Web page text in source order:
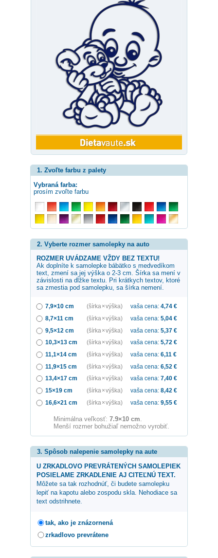
1. Zvoľte farbu z palety
Vybraná farba:
prosím zvoľte farbu
2. Vyberte rozmer samolepky na auto
ROZMER UVÁDZAME VŽDY BEZ TEXTU!
Ak doplníte k samolepke bábätko s medvedíkom
text, zmení sa jej výška o 2-3 cm. Šírka sa mení v
závislosti na dĺžke textu. Pri krátkych textov, ktoré
sa zmestia pod samolepku, sa šírka nemení.
7,9×10 cm (šírka × výška) vaša cena: 4,74 €
8,7×11 cm
(šírka × výška) vaša cena: 5,04 €
9,5×12 cm
(šírka × výška) vaša cena: 5,37 €
10,3×13 cm
(šírka × výška) vaša cena: 5,72 €
11,1×14 cm
(šírka × výška) vaša cena: 6,11 €
11,9×15 cm
(šírka × výška) vaša cena: 6,52 €
13,4×17 cm
(šírka × výška) vaša cena: 7,40 €
15×19 cm
(šírka × výška) vaša cena: 8,42 €
16,6×21 cm
(šírka × výška) vaša cena: 9,55 €
Minimálna veľkosť: 7.9×10 cm.
Menší rozmer bohužiaľ nemožno vyrobiť.
3. Spôsob nalepenie samolepky na aute
U ZRKADLOVO PREVRÁTENÝCH SAMOLEPIEK
POSIELAME ZRKADLENIE AJ CITEĽNÚ TEXT.
Môžete sa tak rozhodnúť, či budete samolepku
lepiť na kapotu alebo zospodu skla. Nehodiace sa
text odstrihnete.
tak, ako je znázornená
zrkadlovo prevrátene